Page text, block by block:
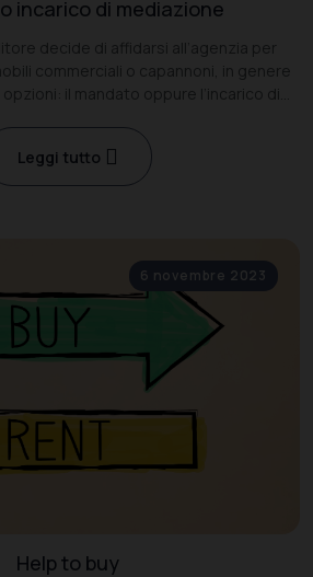
incarico di mediazione
decide di affidarsi all’agenzia per
commerciali o capannoni, in genere
il mandato oppure l’incarico di
Leggi tutto
6 novembre 2023
Help to buy